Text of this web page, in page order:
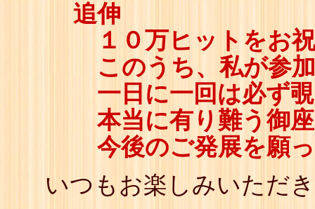
追伸
１０万ヒットをお
このうち、私が参
一日に一回は必ず
本当に有り難う御
今後のご発展を願
いつもお楽しみいただ